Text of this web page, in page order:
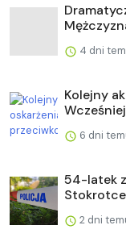
4 dni
Kolejny
Wcześniej
6 dni
54-latek
Stokrotce
2 dni